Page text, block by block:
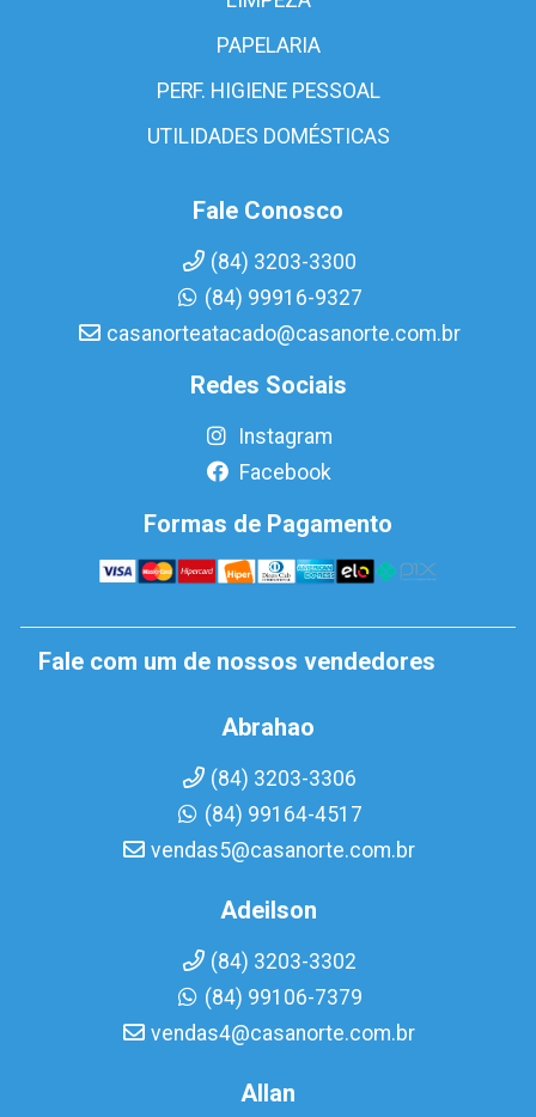
PAPELARIA
PERF. HIGIENE PESSOAL
UTILIDADES DOMÉSTICAS
Fale Conosco
(84) 3203-3300
(84) 99916-9327
casanorteatacado@casanorte.com.br
Redes Sociais
Instagram
Facebook
Formas de Pagamento
Fale com um de nossos vendedores
Abrahao
(84) 3203-3306
(84) 99164-4517
vendas5@casanorte.com.br
Adeilson
(84) 3203-3302
(84) 99106-7379
vendas4@casanorte.com.br
Allan